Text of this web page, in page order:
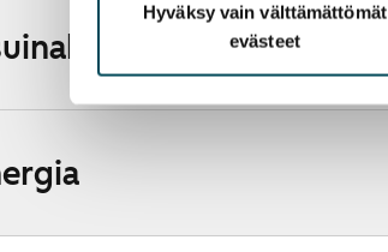
Hyväksy vain välttämättömät
evästeet
esittely ja kartta